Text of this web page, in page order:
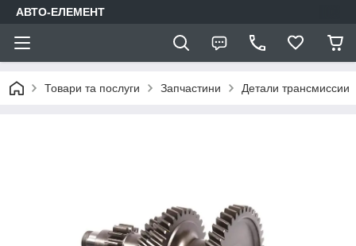
АВТО-ЕЛЕМЕНТ
Товари та послуги Запчастини Детали трансмиссии